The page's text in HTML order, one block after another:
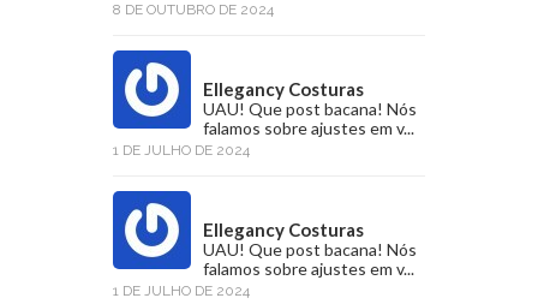
8 DE OUTUBRO DE 2024
Ellegancy Costuras
UAU! Que post bacana! Nós
falamos sobre ajustes em v...
1 DE JULHO DE 2024
Ellegancy Costuras
UAU! Que post bacana! Nós
falamos sobre ajustes em v...
1 DE JULHO DE 2024